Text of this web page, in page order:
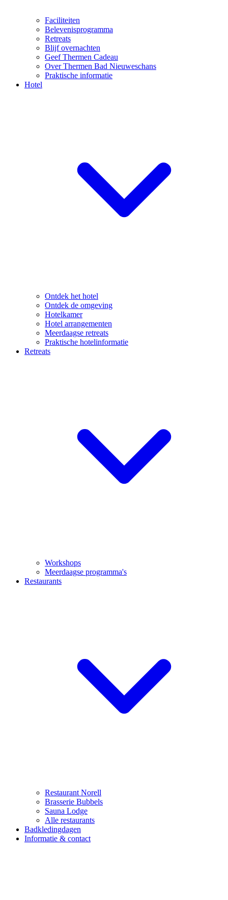
Faciliteiten
Belevenisprogramma
Retreats
Blijf overnachten
Geef Thermen Cadeau
Over Thermen Bad Nieuweschans
Praktische informatie
Hotel
Ontdek het hotel
Ontdek de omgeving
Hotelkamer
Hotel arrangementen
Meerdaagse retreats
Praktische hotelinformatie
Retreats
Workshops
Meerdaagse programma's
Restaurants
Restaurant Norell
Brasserie Bubbels
Sauna Lodge
Alle restaurants
Badkledingdagen
Informatie & contact